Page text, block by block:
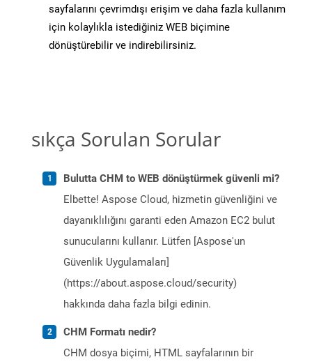
sayfalarını çevrimdışı erişim ve daha fazla kullanım
için kolaylıkla istediğiniz WEB biçimine
dönüştürebilir ve indirebilirsiniz.
sıkça Sorulan Sorular
Bulutta CHM to WEB dönüştürmek güvenli mi?
Elbette! Aspose Cloud, hizmetin güvenliğini ve
dayanıklılığını garanti eden Amazon EC2 bulut
sunucularını kullanır. Lütfen [Aspose'un
Güvenlik Uygulamaları]
(https://about.aspose.cloud/security)
hakkında daha fazla bilgi edinin.
CHM Formatı nedir?
CHM dosya biçimi, HTML sayfalarının bir